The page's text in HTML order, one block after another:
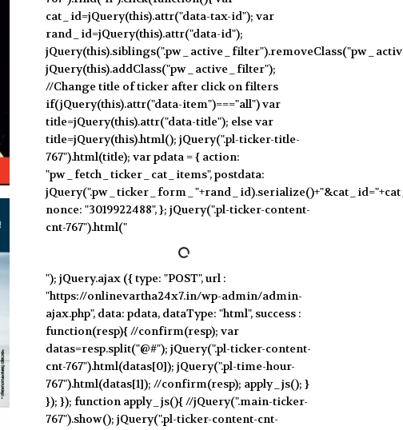
cat_id=jQuery(this).attr("data-tax-id"); var
rand_id=jQuery(this).attr("data-id");
jQuery(this).addClass("pw_active_filter");
//Change title of ticker after click on filters
if(jQuery(this).attr("data-item")==="all") var
title=jQuery(this).attr("data-title"); else var
title=jQuery(this).html(); jQuery(".pl-ticker-title-
767").html(title); var pdata = { action:
"pw_fetch_ticker_cat_items", postdata:
nonce: "3019922488", }; jQuery(".pl-ticker-content-
cnt-767").html("
"); jQuery.ajax ({ type: "POST", url :
"https://onlinevartha24x7.in/wp-admin/admin-
ajax.php", data: pdata, dataType: "html", success :
function(resp){ //confirm(resp); var
datas=resp.split("@#"); jQuery(".pl-ticker-content-
cnt-767").html(datas[0]); jQuery(".pl-time-hour-
767").html(datas[1]); //confirm(resp); apply_js(); }
}); }); function apply_js(){ //jQuery(".main-ticker-
767").show(); jQuery(".pl-ticker-content-cnt-